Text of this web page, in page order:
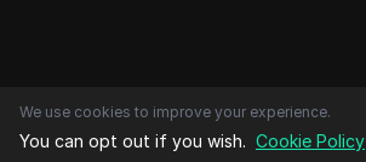
We use cookies to improve your experience.
You can opt out if you wish. Cookie Policy